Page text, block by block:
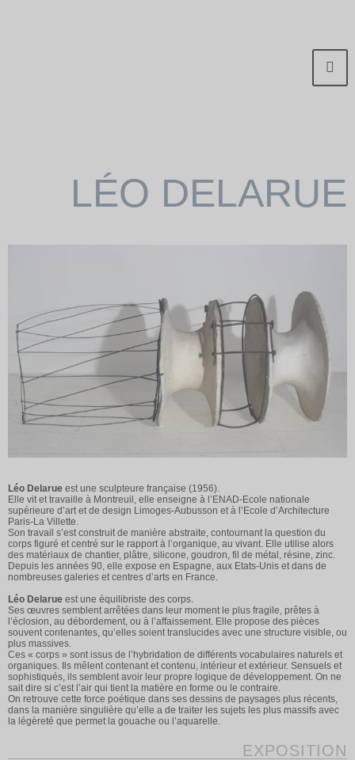
LÉO DELARUE
Léo Delarue est une sculpteure française (1956).
Elle vit et travaille à Montreuil, elle enseigne à l’ENAD-Ecole nationale
supérieure d’art et de design Limoges-Aubusson et à l’Ecole d’Architecture
Paris-La Villette.
Son travail s’est construit de manière abstraite, contournant la question du
corps figuré et centré sur le rapport à l’organique, au vivant. Elle utilise alors
des matériaux de chantier, plâtre, silicone, goudron, fil de métal, résine, zinc.
Depuis les années 90, elle expose en Espagne, aux Etats-Unis et dans de
nombreuses galeries et centres d’arts en France.
Léo Delarue est une équilibriste des corps.
Ses œuvres semblent arrêtées dans leur moment le plus fragile, prêtes à
l’éclosion, au débordement, ou à l’affaissement. Elle propose des pièces
souvent contenantes, qu’elles soient translucides avec une structure visible, ou
plus massives.
Ces « corps » sont issus de l’hybridation de différents vocabulaires naturels et
organiques. Ils mêlent contenant et contenu, intérieur et extérieur. Sensuels et
sophistiqués, ils semblent avoir leur propre logique de développement. On ne
sait dire si c’est l’air qui tient la matière en forme ou le contraire.
On retrouve cette force poétique dans ses dessins de paysages plus récents,
dans la manière singulière qu’elle a de traiter les sujets les plus massifs avec
la légèreté que permet la gouache ou l’aquarelle.
EXPOSITION